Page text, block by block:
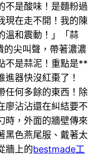
不是酸味！是麵粉過
現在走不開！我的陳
溫和震動！」「蒜
尖叫聲，帶著濃濃
不是蒜泥！重點是**
器快沒紅棗了！
任何多餘的東西！除
沾沾還在糾結要不
時，外面的牆壁傳來
黑色燕尾服、戴著太
牆上的bestmade工